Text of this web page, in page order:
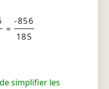
=
-856
185
simplifier les